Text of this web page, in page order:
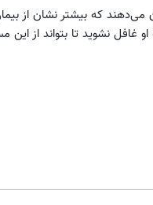
که بیشتر نشان از
نشوید تا بتواند از